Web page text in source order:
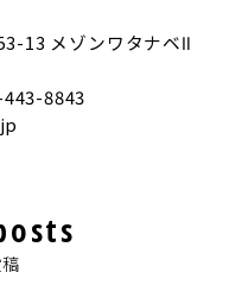
13 メゾンワタナベⅡ
8843